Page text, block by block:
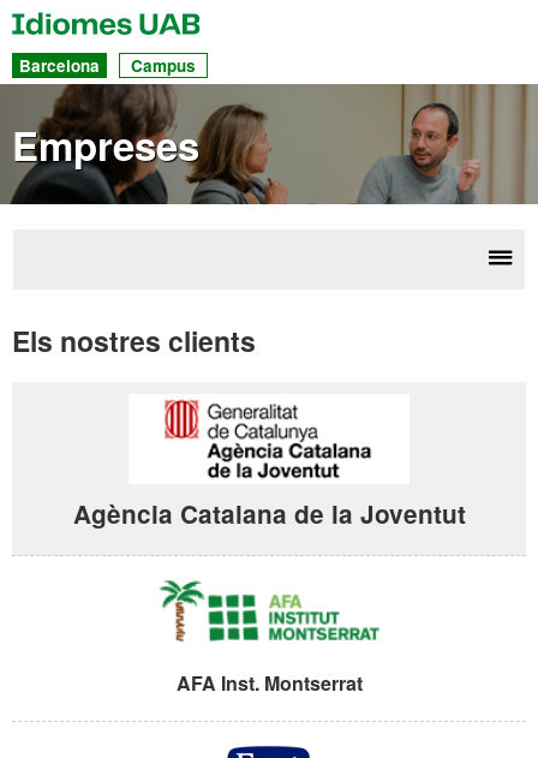
UAB
Barcelona Campus
Empreses
Els nostres clients
Agència Catalana de la Joventut
AFA Inst. Montserrat